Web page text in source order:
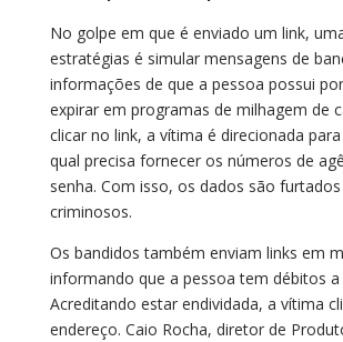
No golpe em que é enviado um link,
estratégias é simular mensagens de
informações de que a pessoa possui
expirar em programas de milhagem de
clicar no link, a vítima é direcionada
qual precisa fornecer os números de
senha. Com isso, os dados são
criminosos.
Os bandidos também enviam links em
informando que a pessoa tem débitos a
Acreditando estar endividada, a vítima
endereço. Caio Rocha, diretor de